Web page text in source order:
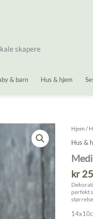
skapere
& barn Hus & hjem
Hjem /
Hus &
kr
perfekt
størrelse.